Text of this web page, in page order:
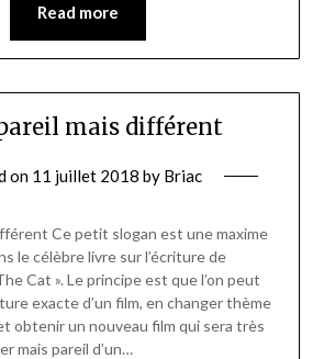
Read more
mais différent
on 11 juillet 2018 by Briac
Ce petit slogan est une maxime
le célèbre livre sur l’écriture de
Cat ». Le principe est que l’on peut
exacte d’un film, en changer thème
obtenir un nouveau film qui sera très
mais pareil d’un…